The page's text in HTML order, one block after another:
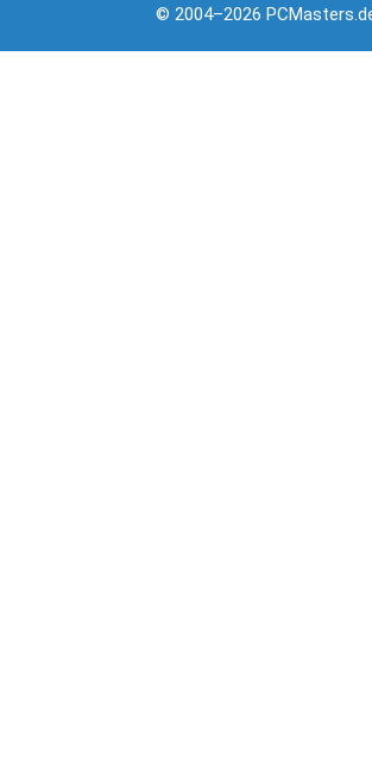
© 2004–2026